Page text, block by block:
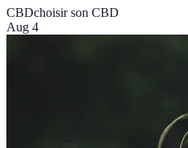
CBDchoisir son CBD
Aug 4